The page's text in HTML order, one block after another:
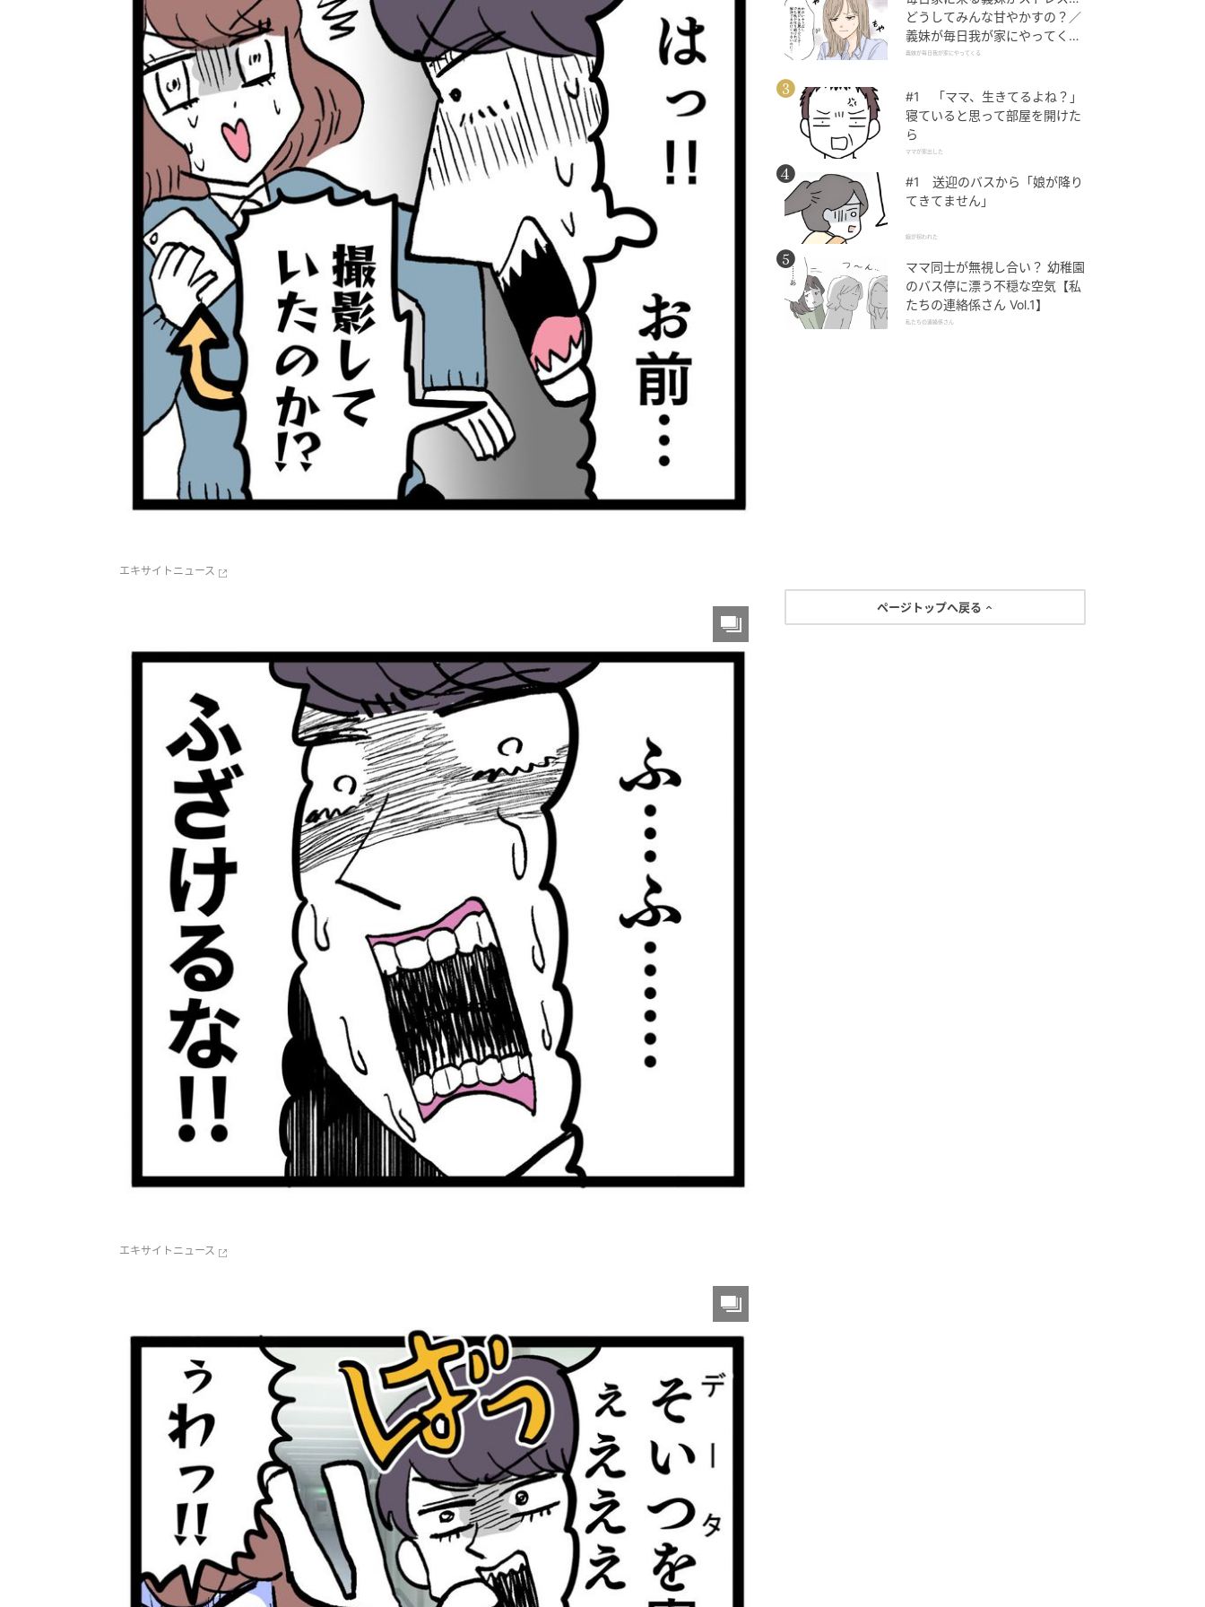
エキサイトニュース
エキサイトニュース
どうしてみんな甘やかすの？／
義妹が毎日我が家にやってくる
（1）【義父母がシンドイんで
義妹が毎日我が家にやってくる
#1 「ママ、生きてるよね？」
寝ていると思って部屋を開けた
ら
ママが家出した
#1 送迎のバスから「娘が降り
てきてません」
娘が拐われた
ママ同士が無視し合い？ 幼稚園
のバス停に漂う不穏な空気【私
たちの連絡係さん Vol.1】
私たちの連絡係さん
ページトップへ戻る